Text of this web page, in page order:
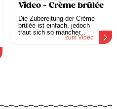
Video - Crème brûlée
Die Zubereitung der Crème
brûlée ist einfach, jedoch
traut sich so mancher...
zum Video